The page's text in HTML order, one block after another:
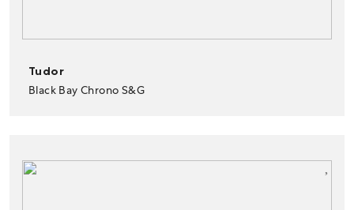
Tudor
Black Bay Chrono S&G